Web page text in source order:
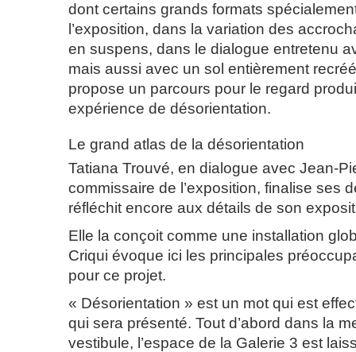
dont certains grands formats
l’exposition, dans la variation des
en suspens, dans le dialogue entretenu
mais aussi avec un sol entièrement
propose un parcours pour le regard
expérience de désorientation.
Le grand atlas de la désorientation
Tatiana Trouvé, en dialogue avec Jean-
commissaire de l’exposition, finalise ses
réfléchit encore aux détails de son
Elle la conçoit comme une installation
Criqui évoque ici les principales
pour ce projet.
« Désorientation » est un mot qui est
qui sera présenté. Tout d’abord dans la
vestibule, l’espace de la Galerie 3 est